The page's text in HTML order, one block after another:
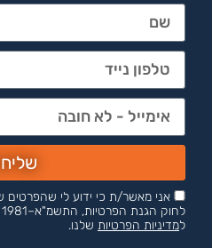
אני מאשר/ת כי ידוע לי שהפרטים
למדיניות הפרטיות שלנו.